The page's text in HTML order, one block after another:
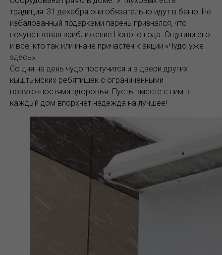
традиция: 31 декабря они обязательно идут в баню! Не
избалованный подарками парень признался, что
почувствовал приближение Нового года. Ощутили его
и все, кто так или иначе причастен к акции «Чудо уже
здесь».
Со дня на день чудо постучится и в двери других
кыштымских ребятишек с ограниченными
возможностями здоровья. Пусть вместе с ним в
каждый дом впорхнёт надежда на лучшее!